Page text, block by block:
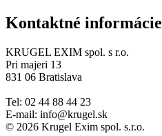
Kontaktné informácie
KRUGEL EXIM spol. s r.o.
Pri majeri 13
831 06 Bratislava
Tel: 02 44 88 44 23
E-mail: info@krugel.sk
© 2026 Krugel Exim spol. s.r.o.